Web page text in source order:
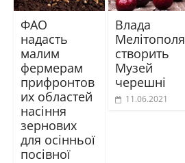
ФАО
надасть
малим
фермерам
прифронтов
их областей
насіння
зернових
для осінньої
посівної
Влада
Мелітополя
створить
Музей
черешні
11.06.2021